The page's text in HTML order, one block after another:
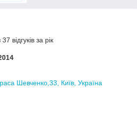
відгуків за рік
Шевченко,33, Київ, Україна